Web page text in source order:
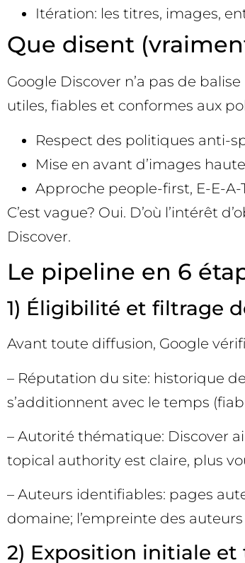
Itération: les titres, images,
Que disent
Google Discover n’a pas de
utiles, fiables et conformes aux
Respect des politiques anti-
Mise en avant d’images
Approche people-first, E-E-A-
C’est vague? Oui. D’où l’intérêt
Discover.
Le pipeline en 6
1) Éligibilité et filtrage
Avant toute diffusion, Google
– Réputation du site: historique
s’additionnent avec le temps
– Autorité thématique: Discover
topical authority est claire, plus
– Auteurs identifiables: pages
domaine; l’empreinte des
2) Exposition initiale